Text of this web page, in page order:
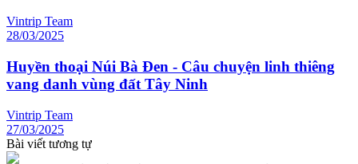
Vintrip Team
28/03/2025
Huyền thoại Núi Bà Đen - Câu chuyện linh thiêng
vang danh vùng đất Tây Ninh
Vintrip Team
27/03/2025
Bài viết tương tự